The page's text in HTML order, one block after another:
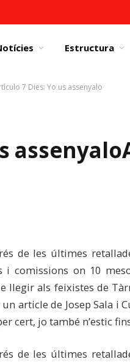
Estructura
7 Dies: Yo us assenyalo
assenyalo
de les últimes
i comissions on 10
llegir als feixistes de
article de Josep Sala i
cert, jo també n’estic
de les últimes